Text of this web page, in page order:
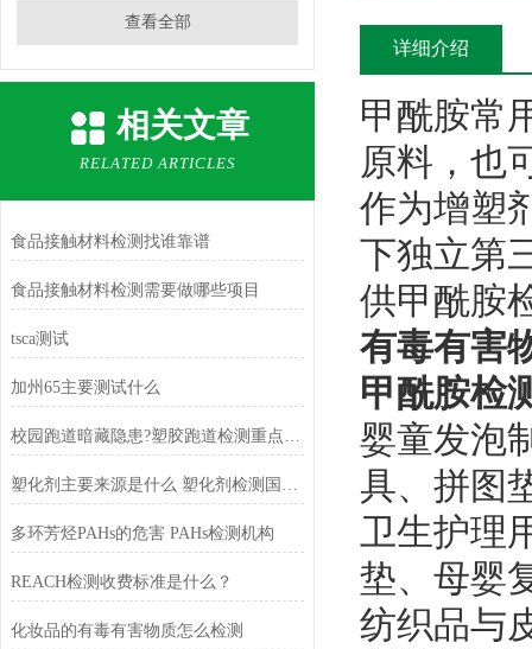
查看全部
相关文章
RELATED ARTICLES
食品接触材料检测找谁靠谱
食品接触材料检测需要做哪些项目
tsca测试
加州65主要测试什么
校园跑道暗藏隐患?塑胶跑道检测重点查这几项有害物质
塑化剂主要来源是什么 塑化剂检测国家标准有哪些
多环芳烃PAHs的危害 PAHs检测机构
REACH检测收费标准是什么？
化妆品的有毒有害物质怎么检测
详细介绍
甲酰胺常
原料，也
作为增塑
下独立第
供甲酰胺
有毒有害
甲酰胺检
婴童发泡
具、拼图
卫生护理
垫、母婴
纺织品与